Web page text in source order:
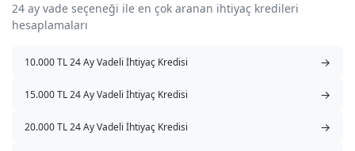
24 ay vade seçeneği ile en çok aranan ihtiyaç kredileri
hesaplamaları
10.000 TL 24 Ay Vadeli İhtiyaç Kredisi →
15.000 TL 24 Ay Vadeli İhtiyaç Kredisi →
20.000 TL 24 Ay Vadeli İhtiyaç Kredisi →